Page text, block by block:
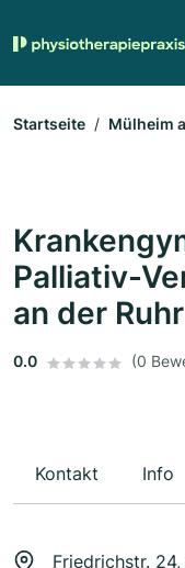
Startseite Mülheim
Palliativ-
an der
0.0 (0
Kontakt Info
Friedrichstr.